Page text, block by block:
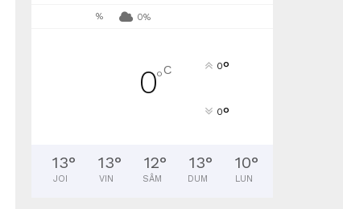
% 0%
0°C 0°
0°
13°
JOI
13°
VIN
12°
SÂM
13°
DUM
10°
LUN